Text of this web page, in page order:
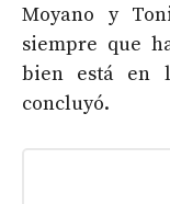
Moyano y
siempre que
bien está en
concluyó.